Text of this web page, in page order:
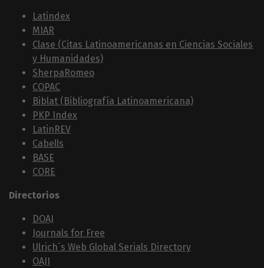
Latindex
MIAR
Clase (Citas Latinoamericanas en Ciencias Sociales
y Humanidades)
SherpaRomeo
COPAC
Biblat (Bibliografía Latinoamericana)
PKP Index
LatinREV
Cabells
BASE
CORE
Directorios
DOAJ
Journals for Free
Ulrich´s Web Global Serials Directory
OAJI